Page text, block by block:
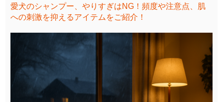
愛犬のシャンプー、やりすぎはNG！頻度や注意点、肌
への刺激を抑えるアイテムをご紹介！